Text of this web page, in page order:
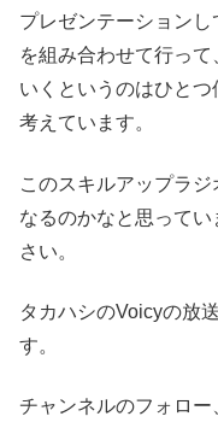
プレゼンテーション
を組み合わせて行っ
いくというのはひと
考えています。
このスキルアップラ
なるのかなと思って
さい。
タカハシのVoicyの放
す。
チャンネルのフォロ